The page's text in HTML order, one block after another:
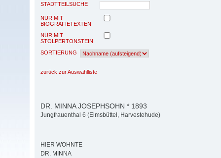
STADTTEILSUCHE
NUR MIT
BIOGRAFIETEXTEN
NUR MIT
STOLPERTONSTEIN
SORTIERUNG
zurück zur Auswahlliste
DR. MINNA JOSEPHSOHN * 1893
Jungfrauenthal 6 (Eimsbüttel, Harvestehude)
HIER WOHNTE
DR. MINNA